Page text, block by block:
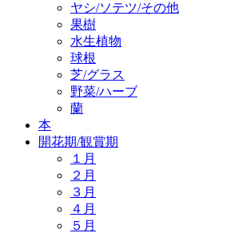
ヤシ/ソテツ/その他
果樹
水生植物
球根
芝/グラス
野菜/ハーブ
蘭
本
開花期/観賞期
１月
２月
３月
４月
５月